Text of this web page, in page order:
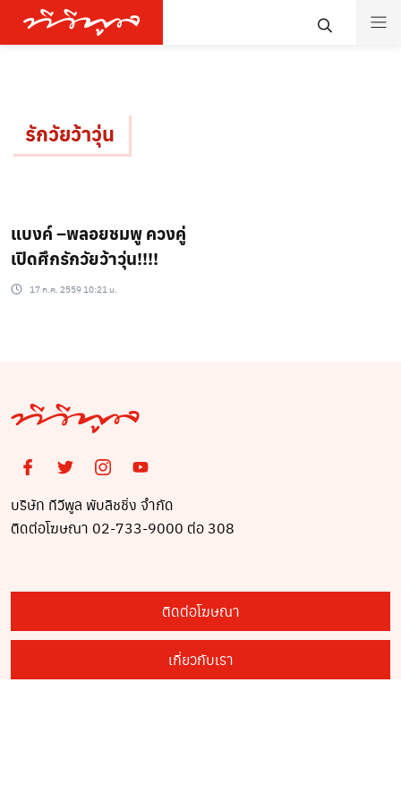
รักวัยว้าวุ่น
แบงค์ –พลอยชมพู ควงคู่
เปิดศึกรักวัยว้าวุ่น!!!!
17 ก.ค. 2559 10:21 น.
บริษัท ทีวีพูล พับลิชชิ่ง จำกัด
ติดต่อโฆษณา 02-733-9000 ต่อ 308
ติดต่อโฆษณา
เกี่ยวกับเรา